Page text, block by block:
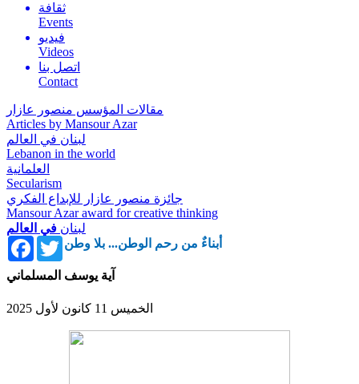
ثقافة
Events
فيديو
Videos
اتصل بنا
Contact
مقالات المؤسس منصور عازار
Articles by Mansour Azar
لبنان في العالم
Lebanon in the world
العلمانية
Secularism
جائزة منصور عازار للإبداع الفكري
Mansour Azar award for creative thinking
لبنان في العالم
FacebookTwitter
أبناءٌ من رحم الوطن... بلا وطن
آية يوسف المسلماني
الخميس 11 كانون لأول 2025